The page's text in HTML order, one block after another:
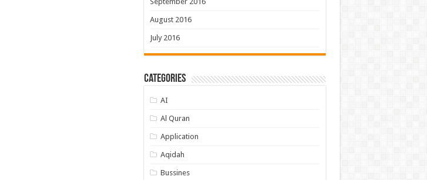
August 2016
July 2016
Categories
AI
Al Quran
Application
Aqidah
Bussines